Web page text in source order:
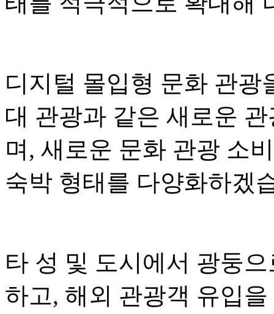
디지털 몰입형 문화 관광
대 관광과 같은 새로운
며, 새로운 문화 관광 소
숙박 형태를 다양화하겠
타 성 및 도시에서 광둥
하고, 해외 관광객 유입